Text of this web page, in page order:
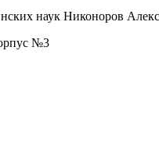
наук Никоноров
№3